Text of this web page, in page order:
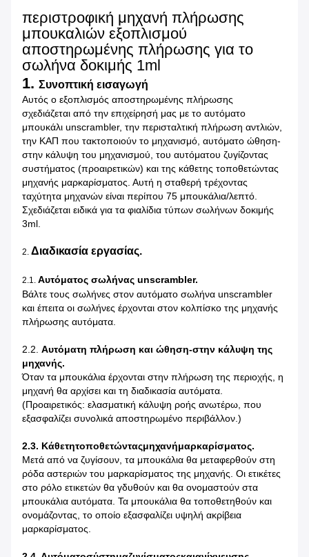
περιστροφική μηχανή πλήρωσης
μπουκαλιών εξοπλισμού
αποστηρωμένης πλήρωσης για το
σωλήνα δοκιμής 1ml
1. Συνοπτική εισαγωγή
Αυτός ο εξοπλισμός αποστηρωμένης πλήρωσης
σχεδιάζεται από την επιχείρησή μας με το αυτόματο
μπουκάλι unscrambler, την περισταλτική πλήρωση αντλιών,
την ΚΑΠ που τακτοποιούν το μηχανισμό, αυτόματο ώθηση-
στην κάλυψη του μηχανισμού, του αυτόματου ζυγίζοντας
συστήματος (προαιρετικών) και της κάθετης τοποθετώντας
μηχανής μαρκαρίσματος. Αυτή η σταθερή τρέχοντας
ταχύτητα μηχανών είναι περίπου 75 μπουκάλια/λεπτό.
Σχεδιάζεται ειδικά για τα φιαλίδια τύπων σωλήνων δοκιμής
3ml.
2. Διαδικασία εργασίας.
2.1. Αυτόματος σωλήνας unscrambler.
Βάλτε τους σωλήνες στον αυτόματο σωλήνα unscrambler
και έπειτα οι σωλήνες έρχονται στον κολπίσκο της μηχανής
πλήρωσης αυτόματα.
2.2. Αυτόματη πλήρωση και ώθηση-στην κάλυψη της
μηχανής.
Όταν τα μπουκάλια έρχονται στην πλήρωση της περιοχής, η
μηχανή θα αρχίσει και τη διαδικασία αυτόματα.
(Προαιρετικός: ελασματική κάλυψη ροής ανωτέρω, που
εξασφαλίζει συνολικά αποστηρωμένο περιβάλλον.)
2.3. Κάθετητοποθετώνταςμηχανήμαρκαρίσματος.
Μετά από να ζυγίσουν, τα μπουκάλια θα μεταφερθούν στη
ρόδα αστεριών του μαρκαρίσματος της μηχανής. Οι ετικέτες
στο ρόλο ετικετών θα γδυθούν και θα ονομαστούν στα
μπουκάλια αυτόματα. Τα μπουκάλια θα τοποθετηθούν και
ονομάζοντας, το οποίο εξασφαλίζει υψηλή ακρίβεια
μαρκαρίσματος.